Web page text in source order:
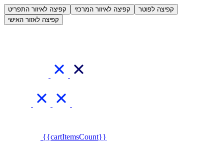
קפיצה לאיזור התפריט קפיצה לאיזור המרכזי
קפיצה לפוטר
קפיצה לאזור האישי
{{cartItemsCount}}